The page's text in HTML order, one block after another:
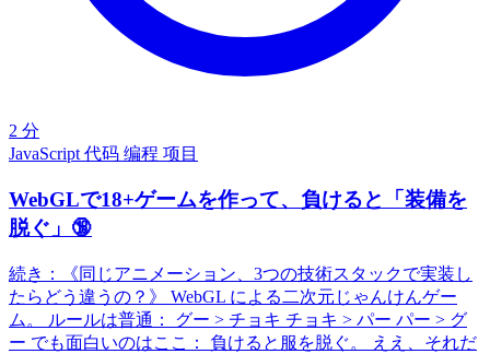
2 分
JavaScript 代码 编程 项目
WebGLで18+ゲームを作って、負けると「装備を
脱ぐ」🔞
続き：《同じアニメーション、3つの技術スタックで実装し
たらどう違うの？》 WebGL による二次元じゃんけんゲー
ム。 ルールは普通： グー > チョキ チョキ > パー パー > グ
ー でも面白いのはここ： 負けると服を脱ぐ。 ええ、それだ